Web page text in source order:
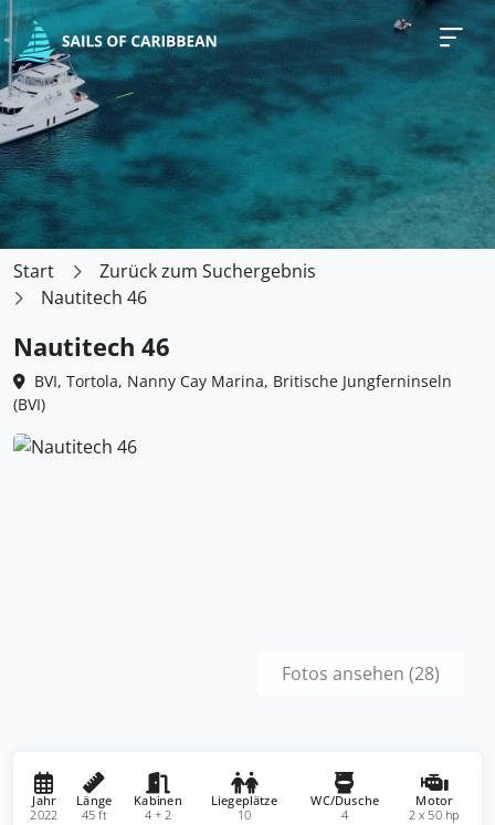
Start
Zurück zum Suchergebnis
Nautitech 46
Nautitech 46
BVI, Tortola, Nanny Cay Marina, Britische Jungferninseln
(BVI)
Fotos ansehen (28)
Jahr
2022
Länge
45 ft
Kabinen
4 + 2
Liegeplätze
10
WC/Dusche
4
Motor
2 x 50 hp